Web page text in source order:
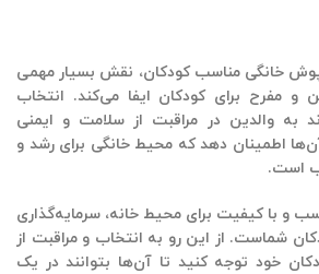
خانگی مناسب کودکان، نقش بسیار مهمی
و مفرح برای کودکان ایفا می‌کند. انتخاب
به والدین در مراقبت از سلامت و ایمنی
اطمینان دهد که محیط خانگی برای رشد و
است.
و با کیفیت برای محیط خانه، سرمایه‌گذاری
شماست. از این رو به انتخاب و مراقبت از
خود توجه کنید تا آن‌ها بتوانند در یک